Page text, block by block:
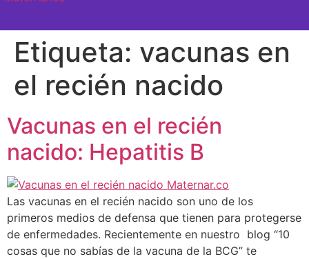
Etiqueta: vacunas en
el recién nacido
Vacunas en el recién
nacido: Hepatitis B
Las vacunas en el recién nacido son uno de los
primeros medios de defensa que tienen para protegerse
de enfermedades. Recientemente en nuestro blog “10
cosas que no sabías de la vacuna de la BCG” te